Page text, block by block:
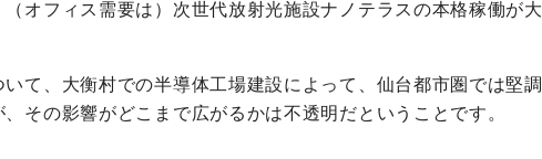
オフィス需要は）次世代放射光施設ナノテラスの本格稼働が大
て、大衡村での半導体工場建設によって、仙台都市圏では堅調
その影響がどこまで広がるかは不透明だということです。